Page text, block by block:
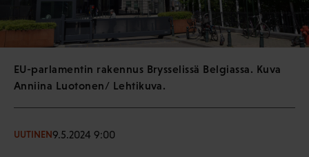
EU-parlamentin rakennus Brysselissä Belgiassa. Kuva
Anniina Luotonen/ Lehtikuva.
UUTINEN9.5.2024 9:00